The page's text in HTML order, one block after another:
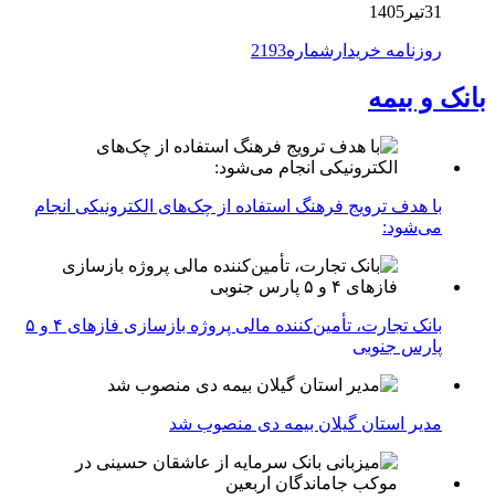
31تیر1405
روزنامه خریدارشماره2193
بانک و بیمه
با هدف ترویج فرهنگ استفاده از چک‌های الکترونیکی انجام
می‌شود:
بانک تجارت، تأمین‌کننده مالی پروژه بازسازی فازهای ۴ و ۵
پارس جنوبی
مدیر استان گیلان بیمه دی منصوب شد